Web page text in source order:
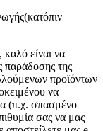
καλό είναι να
παράδοσης της
προϊόντων
να
(π.χ. σπασμένο
σας να μας